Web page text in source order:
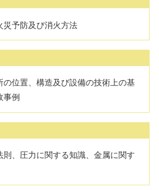
災予防及び消火方法
の位置、構造及び設備の技術上の基
事例
、圧力に関する知識、金属に関す